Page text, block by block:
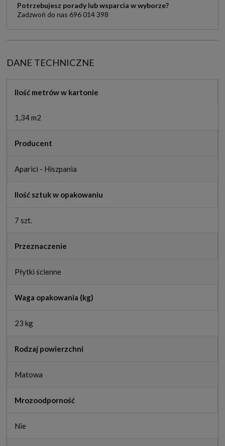
Potrzebujesz porady lub wsparcia w wyborze?
Zadzwoń do nas 696 014 398
DANE TECHNICZNE
Ilość metrów w kartonie
1,34 m2
Producent
Aparici - Hiszpania
Ilość sztuk w opakowaniu
7 szt.
Przeznaczenie
Płytki ścienne
Waga opakowania (kg)
23 kg
Rodzaj powierzchni
Matowa
Mrozoodporność
Nie